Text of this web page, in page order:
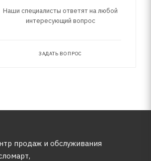
Наши специалисты ответят на любой
интересующий вопрос
ЗАДАТЬ ВОПРОС
продаж и обслуживания